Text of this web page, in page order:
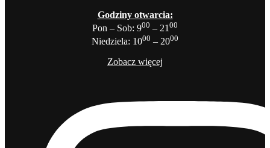
Godziny otwarcia:
Pon – Sob: 900 – 21 00
Niedziela: 1000 – 2000
Zobacz więcej